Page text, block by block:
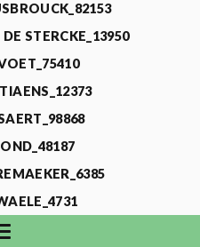
DE STERCKE_13950